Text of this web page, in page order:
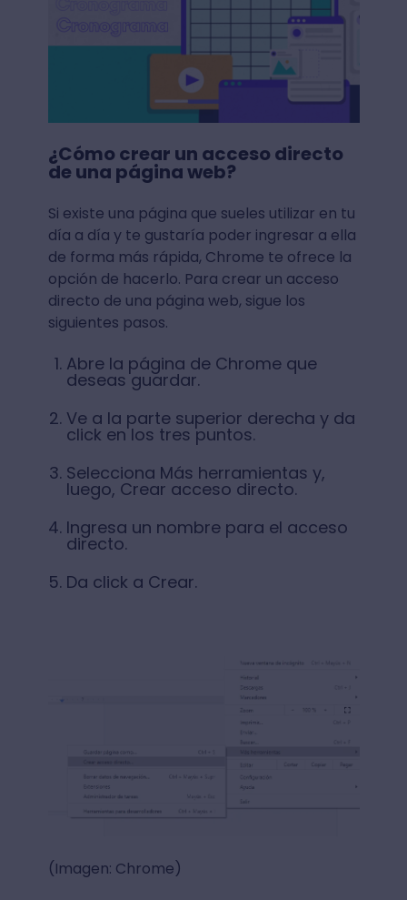
¿Cómo crear un acceso directo
de una página web?
Si existe una página que sueles utilizar en tu
día a día y te gustaría poder ingresar a ella
de forma más rápida, Chrome te ofrece la
opción de hacerlo. Para crear un acceso
directo de una página web, sigue los
siguientes pasos.
Abre la página de Chrome que
deseas guardar.
Ve a la parte superior derecha y da
click en los tres puntos.
Selecciona Más herramientas y,
luego, Crear acceso directo.
Ingresa un nombre para el acceso
directo.
Da click a Crear.
(Imagen: Chrome)